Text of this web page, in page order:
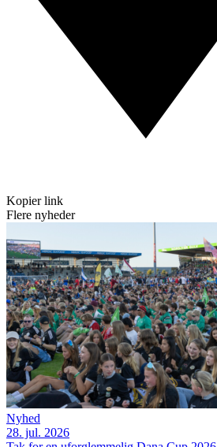
Kopier link
Flere nyheder
Nyhed
28. jul. 2026